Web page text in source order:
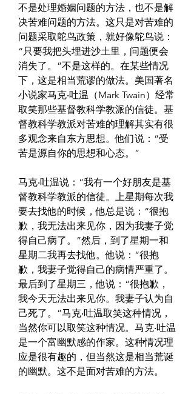
不是处理婚姻问题的方法，也不是解
决苦难问题的方法。这只是对苦难的
问题采取鸵鸟政策，就好像鸵鸟说：
“只要我把头埋进沙土里，问题便会
消失了。”不是这样的。在某些情况
下，这是相当荒谬的做法。美国著名
小说家马克‧吐温（Mark Twain）经常
取笑那些基督教科学教派的信徒。基
督教科学教派对苦难的理解其实有很
多观念来自东方思想。他们说：“受
苦是源自你的思想和心态。”
马克‧吐温说：“我有一个好朋友是基
督教科学教派的信徒。上星期每次我
要去找他的时候，他总是说：“很抱
歉，我无法出来见你，因为我妻子觉
得自己病了。”然后，到了星期一和
星期二我再去找他。他说：“很抱
歉，我妻子觉得自己的病情严重了。
最后到了星期三，他说：“很抱歉，
我今天无法出来见你。我妻子认为自
己死了。”马克‧吐温取笑这种情况，
当然你可以取笑这种情况。马克‧吐温
是一个富幽默感的作家。这种情况理
应是很有趣的，但当然这是相当荒诞
的幽默。这不是面对苦难的方法。